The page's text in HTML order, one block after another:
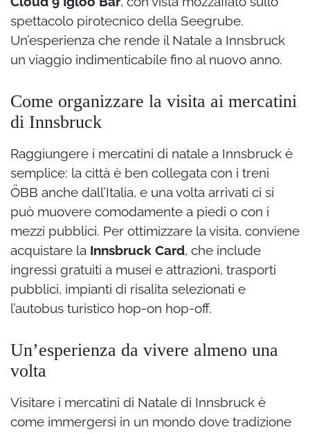
spettacolo pirotecnico della Seegrube.
Un’esperienza che rende il Natale a Innsbruck
un viaggio indimenticabile fino al nuovo anno.
Come organizzare la visita ai mercatini
di Innsbruck
Raggiungere i mercatini di natale a Innsbruck è
semplice: la città è ben collegata con i treni
ÖBB anche dall’Italia, e una volta arrivati ci si
può muovere comodamente a piedi o con i
mezzi pubblici. Per ottimizzare la visita, conviene
acquistare la Innsbruck Card, che include
ingressi gratuiti a musei e attrazioni, trasporti
pubblici, impianti di risalita selezionati e
l’autobus turistico hop-on hop-off.
Un’esperienza da vivere almeno una
volta
Visitare i mercatini di Natale di Innsbruck è
come immergersi in un mondo dove tradizione